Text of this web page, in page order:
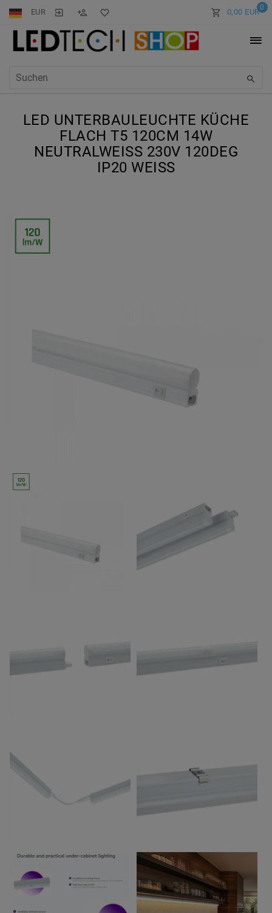
EUR 0
0,00 EUR
LED UNTERBAULEUCHTE KÜCHE
FLACH T5 120CM 14W
NEUTRALWEISS 230V 120DEG I
P20 WEISS